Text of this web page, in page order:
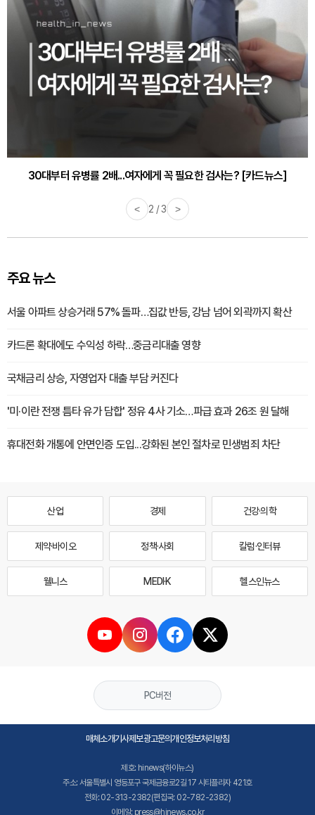
30대부터 유병률 2배...여자에게 꼭 필요한 검사는? [카드뉴스]
감기·독감 예방하고 면역력 높이는 4가지 영양제 [카드뉴스]
< 2 / 3 >
주요 뉴스
서울 아파트 상승거래 57% 돌파…집값 반등, 강남 넘어 외곽까지 확산
카드론 확대에도 수익성 하락…중금리대출 영향
국채금리 상승, 자영업자 대출 부담 커진다
'미·이란 전쟁 틈타 유가 담합' 정유 4사 기소…파급 효과 26조 원 달해
휴대전화 개통에 안면인증 도입...강화된 본인 절차로 민생범죄 차단
산업 경제 건강·의학
제약·바이오 정책·사회 칼럼·인터뷰
웰니스 MEDI·K 헬스인뉴스
PC버전
매체소개기사제보광고문의개인정보처리방침
제호: hinews(하이뉴스)
주소: 서울특별시 영등포구 국제금융로2길 17 시티플라자 421호
전화: 02-313-2382(편집국: 02-782-2382)
이메일: press@hinews.co.kr